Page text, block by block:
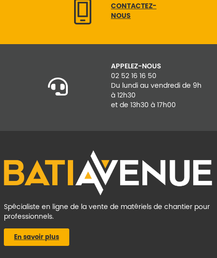
CONTACTEZ-
NOUS
APPELEZ-NOUS
02 52 16 16 50
Du lundi au vendredi de 9h
à 12h30
et de 13h30 à 17h00
Spécialiste en ligne de la vente de matériels de chantier pour
professionnels.
En savoir plus